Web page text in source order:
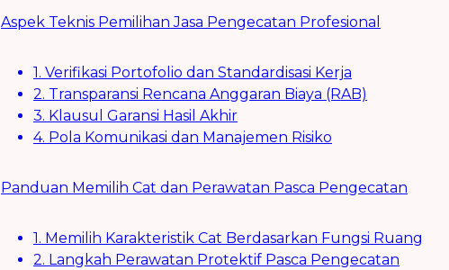
Aspek Teknis Pemilihan Jasa Pengecatan Profesional
1. Verifikasi Portofolio dan Standardisasi Kerja
2. Transparansi Rencana Anggaran Biaya (RAB)
3. Klausul Garansi Hasil Akhir
4. Pola Komunikasi dan Manajemen Risiko
Panduan Memilih Cat dan Perawatan Pasca Pengecatan
1. Memilih Karakteristik Cat Berdasarkan Fungsi Ruang
2. Langkah Perawatan Protektif Pasca Pengecatan